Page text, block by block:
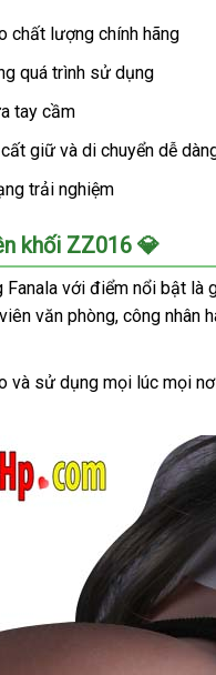
chất lượng chính hãng
quá trình sử dụng
tay cầm
giữ và di chuyển dễ
trải nghiệm
khối ZZ016 💎
với điểm nổi bật
văn phòng, công
và sử dụng mọi lúc